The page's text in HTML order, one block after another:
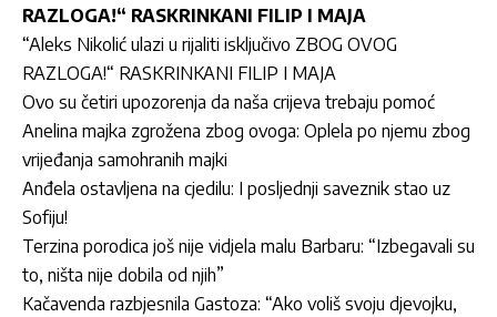
RAZLOGA!“ RASKRINKANI FILIP I MAJA
“Aleks Nikolić ulazi u rijaliti isključivo ZBOG OVOG
RAZLOGA!“ RASKRINKANI FILIP I MAJA
Ovo su četiri upozorenja da naša crijeva trebaju pomoć
Anelina majka zgrožena zbog ovoga: Oplela po njemu zbog
vrijeđanja samohranih majki
Anđela ostavljena na cjedilu: I posljednji saveznik stao uz
Sofiju!
Terzina porodica još nije vidjela malu Barbaru: “Izbegavali su
to, ništa nije dobila od njih”
Kačavenda razbjesnila Gastoza: “Ako voliš svoju djevojku,